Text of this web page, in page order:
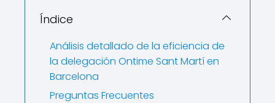
Índice
Análisis detallado de la eficiencia de
la delegación Ontime Sant Martí en
Barcelona
Preguntas Frecuentes